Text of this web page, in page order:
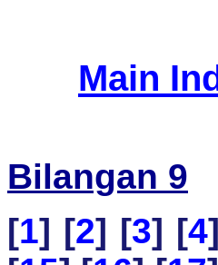
Main
Bilangan 9
[1] [2] [3] [4